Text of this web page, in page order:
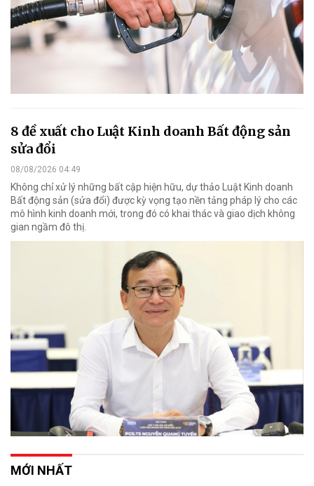
8 đề xuất cho Luật Kinh doanh Bất động sản
sửa đổi
08/08/2026 04:49
Không chỉ xử lý những bất cập hiện hữu, dự thảo Luật Kinh doanh
Bất động sản (sửa đổi) được kỳ vọng tạo nền tảng pháp lý cho các
mô hình kinh doanh mới, trong đó có khai thác và giao dịch không
gian ngầm đô thị.
MỚI NHẤT